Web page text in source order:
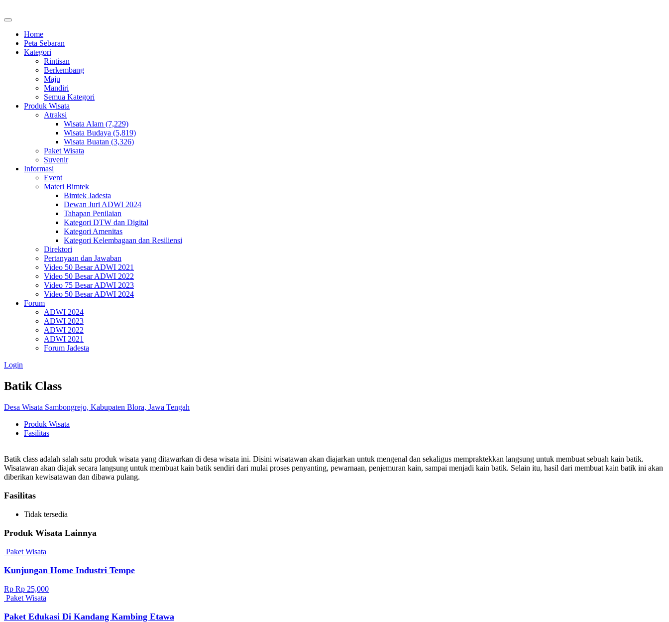
Home
Peta Sebaran
Kategori
Rintisan
Berkembang
Maju
Mandiri
Semua Kategori
Produk Wisata
Atraksi
Wisata Alam (7,229)
Wisata Budaya (5,819)
Wisata Buatan (3,326)
Paket Wisata
Suvenir
Informasi
Event
Materi Bimtek
Bimtek Jadesta
Dewan Juri ADWI 2024
Tahapan Penilaian
Kategori DTW dan Digital
Kategori Amenitas
Kategori Kelembagaan dan Resiliensi
Direktori
Pertanyaan dan Jawaban
Video 50 Besar ADWI 2021
Video 50 Besar ADWI 2022
Video 75 Besar ADWI 2023
Video 50 Besar ADWI 2024
Forum
ADWI 2024
ADWI 2023
ADWI 2022
ADWI 2021
Forum Jadesta
Login
Batik Class
Desa Wisata Sambongrejo, Kabupaten Blora, Jawa Tengah
Produk Wisata
Fasilitas
Batik class adalah salah satu produk wisata yang ditawarkan di desa wisata ini. Disini wisatawan akan diajarkan untuk mengenal dan sekaligus mempraktekkan langsung untuk membuat sebuah kain batik.
Wisatawan akan diajak secara langsung untuk membuat kain batik sendiri dari mulai proses penyanting, pewarnaan, penjemuran kain, sampai menjadi kain batik. Selain itu, hasil dari membuat kain batik ini akan
diberikan kewisatawan dan dibawa pulang.
Fasilitas
Tidak tersedia
Produk Wisata Lainnya
Paket Wisata
Kunjungan Home Industri Tempe
Rp Rp 25,000
Paket Wisata
Paket Edukasi Di Kandang Kambing Etawa